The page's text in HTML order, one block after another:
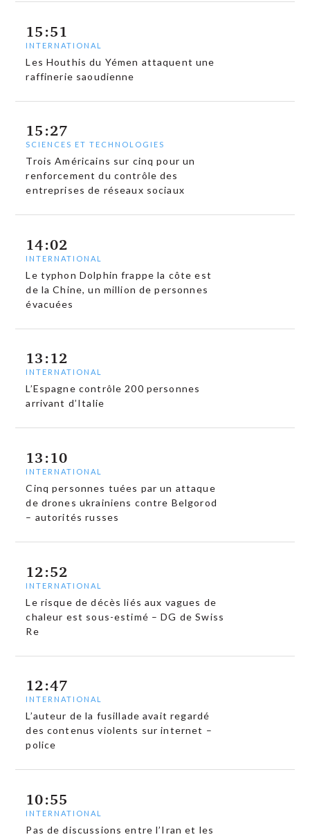
15:51
INTERNATIONAL
Les Houthis du Yémen attaquent une
raffinerie saoudienne
15:27
SCIENCES ET TECHNOLOGIES
Trois Américains sur cinq pour un
renforcement du contrôle des
entreprises de réseaux sociaux
14:02
INTERNATIONAL
Le typhon Dolphin frappe la côte est
de la Chine, un million de personnes
évacuées
13:12
INTERNATIONAL
L’Espagne contrôle 200 personnes
arrivant d’Italie
13:10
INTERNATIONAL
Cinq personnes tuées par un attaque
de drones ukrainiens contre Belgorod
– autorités russes
12:52
INTERNATIONAL
Le risque de décès liés aux vagues de
chaleur est sous-estimé – DG de Swiss
Re
12:47
INTERNATIONAL
L’auteur de la fusillade avait regardé
des contenus violents sur internet –
police
10:55
INTERNATIONAL
Pas de discussions entre l’Iran et les